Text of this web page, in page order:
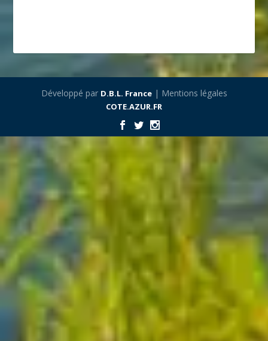
Développé par D.B.L. France| Mentions légales
COTE.AZUR.FR